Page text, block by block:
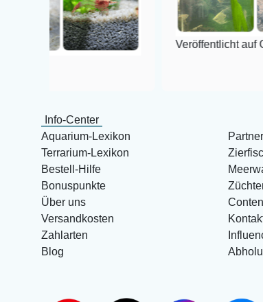
Veröffentlicht auf Google
Info-Center
Aquarium-Lexikon
Terrarium-Lexikon
Bestell-Hilfe
Bonuspunkte
Über uns
Versandkosten
Zahlarten
Blog